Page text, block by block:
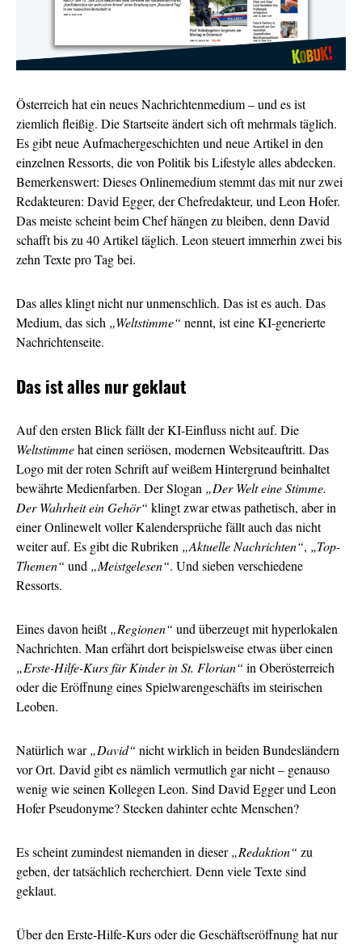
Österreich hat ein neues Nachrichtenmedium – und es ist
ziemlich fleißig. Die Startseite ändert sich oft mehrmals täglich.
Es gibt neue Aufmachergeschichten und neue Artikel in den
einzelnen Ressorts, die von Politik bis Lifestyle alles abdecken.
Bemerkenswert: Dieses Onlinemedium stemmt das mit nur zwei
Redakteuren: David Egger, der Chefredakteur, und Leon Hofer.
Das meiste scheint beim Chef hängen zu bleiben, denn David
schafft bis zu 40 Artikel täglich. Leon steuert immerhin zwei bis
zehn Texte pro Tag bei.
Das alles klingt nicht nur unmenschlich. Das ist es auch. Das
Medium, das sich „Weltstimme“ nennt, ist eine KI-generierte
Nachrichtenseite.
Das ist alles nur geklaut
Auf den ersten Blick fällt der KI-Einfluss nicht auf. Die
Weltstimmehat einen seriösen, modernen Websiteauftritt. Das
Logo mit der roten Schrift auf weißem Hintergrund beinhaltet
bewährte Medienfarben. Der Slogan „Der Welt eine Stimme.
Der Wahrheit ein Gehör“ klingt zwar etwas pathetisch, aber in
einer Onlinewelt voller Kalendersprüche fällt auch das nicht
weiter auf. Es gibt die Rubriken „Aktuelle Nachrichten“, „Top-
Themen“ und „Meistgelesen“. Und sieben verschiedene
Ressorts.
Eines davon heißt„Regionen“ und überzeugt mit hyperlokalen
Nachrichten. Man erfährt dort beispielsweise etwas über einen
„Erste-Hilfe-Kurs für Kinder in St. Florian“ in Oberösterreich
oder die Eröffnung eines Spielwarengeschäfts im steirischen
Leoben.
Natürlich war„David“ nicht wirklich in beiden Bundesländern
vor Ort. David gibt es nämlich vermutlich gar nicht – genauso
wenig wie seinen Kollegen Leon. Sind David Egger und Leon
Hofer Pseudonyme? Stecken dahinter echte Menschen?
Es scheint zumindest niemanden in dieser„Redaktion“ zu
geben, der tatsächlich recherchiert. Denn viele Texte sind
geklaut.
Über den Erste-Hilfe-Kurs oder die Geschäftseröffnung hat nur